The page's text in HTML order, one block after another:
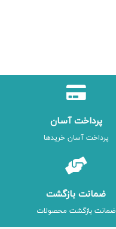
پرداخت آسان
پرداخت آسان خریدها
ضمانت بازگشت
ضمانت بازگشت محصولات